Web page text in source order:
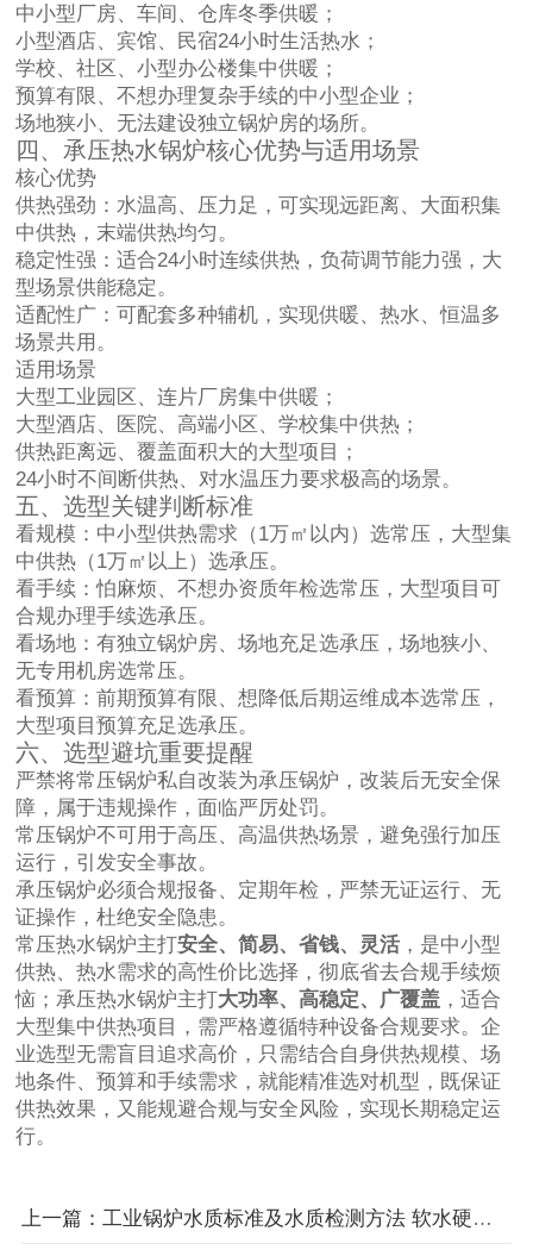
中小型厂房、车间、仓库冬季供暖；
小型酒店、宾馆、民宿24小时生活热水；
学校、社区、小型办公楼集中供暖；
预算有限、不想办理复杂手续的中小型企业；
场地狭小、无法建设独立锅炉房的场所。
四、承压热水锅炉核心优势与适用场景
核心优势
供热强劲：水温高、压力足，可实现远距离、大面积集
中供热，末端供热均匀。
稳定性强：适合24小时连续供热，负荷调节能力强，大
型场景供能稳定。
适配性广：可配套多种辅机，实现供暖、热水、恒温多
场景共用。
适用场景
大型工业园区、连片厂房集中供暖；
大型酒店、医院、高端小区、学校集中供热；
供热距离远、覆盖面积大的大型项目；
24小时不间断供热、对水温压力要求极高的场景。
五、选型关键判断标准
看规模：中小型供热需求（1万㎡以内）选常压，大型集
中供热（1万㎡以上）选承压。
看手续：怕麻烦、不想办资质年检选常压，大型项目可
合规办理手续选承压。
看场地：有独立锅炉房、场地充足选承压，场地狭小、
无专用机房选常压。
看预算：前期预算有限、想降低后期运维成本选常压，
大型项目预算充足选承压。
六、选型避坑重要提醒
严禁将常压锅炉私自改装为承压锅炉，改装后无安全保
障，属于违规操作，面临严厉处罚。
常压锅炉不可用于高压、高温供热场景，避免强行加压
运行，引发安全事故。
承压锅炉必须合规报备、定期年检，严禁无证运行、无
证操作，杜绝安全隐患。
常压热水锅炉主打安全、简易、省钱、灵活 ，是中小型
供热、热水需求的高性价比选择，彻底省去合规手续烦
恼；承压热水锅炉主打大功率、高稳定、广覆盖 ，适合
大型集中供热项目，需严格遵循特种设备合规要求。企
业选型无需盲目追求高价，只需结合自身供热规模、场
地条件、预算和手续需求，就能精准选对机型，既保证
供热效果，又能规避合规与安全风险，实现长期稳定运
行。
上一篇：工业锅炉水质标准及水质检测方法 软水硬度 PH 值达标要求